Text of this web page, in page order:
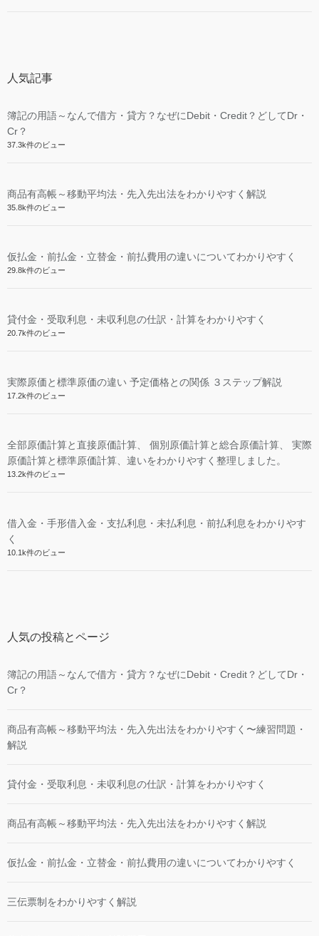
人気記事
簿記の用語～なんで借方・貸方？なぜにDebit・Credit？どしてDr・
Cr？
37.3k件のビュー
商品有高帳～移動平均法・先入先出法をわかりやすく解説
35.8k件のビュー
仮払金・前払金・立替金・前払費用の違いについてわかりやすく
29.8k件のビュー
貸付金・受取利息・未収利息の仕訳・計算をわかりやすく
20.7k件のビュー
実際原価と標準原価の違い 予定価格との関係 ３ステップ解説
17.2k件のビュー
全部原価計算と直接原価計算、 個別原価計算と総合原価計算、 実際
原価計算と標準原価計算、違いをわかりやすく整理しました。
13.2k件のビュー
借入金・手形借入金・支払利息・未払利息・前払利息をわかりやす
く
10.1k件のビュー
人気の投稿とページ
簿記の用語～なんで借方・貸方？なぜにDebit・Credit？どしてDr・
Cr？
商品有高帳～移動平均法・先入先出法をわかりやすく〜練習問題・
解説
貸付金・受取利息・未収利息の仕訳・計算をわかりやすく
商品有高帳～移動平均法・先入先出法をわかりやすく解説
仮払金・前払金・立替金・前払費用の違いについてわかりやすく
三伝票制をわかりやすく解説